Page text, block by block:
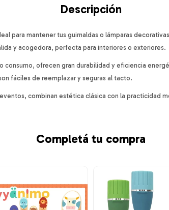
Descripción
para mantener tus guirnaldas o lámparas
y acogedora, perfecta para interiores o exteriores.
consumo, ofrecen gran durabilidad y eficiencia
fáciles de reemplazar y seguras al tacto.
combinan estética clásica con la practicidad
Completá tu compra